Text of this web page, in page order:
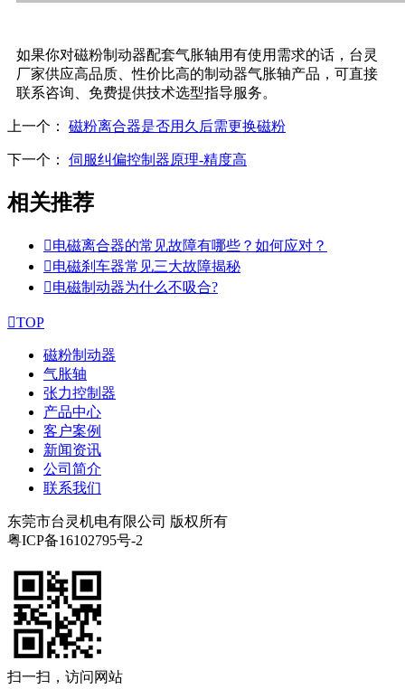
如果你对磁粉制动器配套气胀轴用有使用需求的话，台灵
厂家供应高品质、性价比高的制动器气胀轴产品，可直接
联系咨询、免费提供技术选型指导服务。
上一个： 磁粉离合器是否用久后需更换磁粉
下一个： 伺服纠偏控制器原理-精度高
相关推荐
电磁离合器的常见故障有哪些？如何应对？
电磁刹车器常见三大故障揭秘
电磁制动器为什么不吸合?
TOP
磁粉制动器
气胀轴
张力控制器
产品中心
客户案例
新闻资讯
公司简介
联系我们
东莞市台灵机电有限公司 版权所有
粤ICP备16102795号-2
扫一扫，访问网站